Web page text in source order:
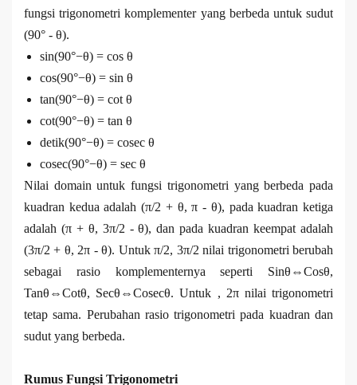
fungsi trigonometri komplementer yang berbeda untuk sudut
(90° - θ).
sin(90°−θ) = cos θ
cos(90°−θ) = sin θ
tan(90°−θ) = cot θ
cot(90°−θ) = tan θ
detik(90°−θ) = cosec θ
cosec(90°−θ) = sec θ
Nilai domain untuk fungsi trigonometri yang berbeda pada
kuadran kedua adalah (π/2 + θ, π - θ), pada kuadran ketiga
adalah (π + θ, 3π/2 - θ), dan pada kuadran keempat adalah
(3π/2 + θ, 2π - θ). Untuk π/2, 3π/2 nilai trigonometri berubah
sebagai rasio komplementernya seperti Sinθ⇔Cosθ,
Tanθ⇔Cotθ, Secθ⇔Cosecθ. Untuk , 2π nilai trigonometri
tetap sama. Perubahan rasio trigonometri pada kuadran dan
sudut yang berbeda.
Rumus Fungsi Trigonometri